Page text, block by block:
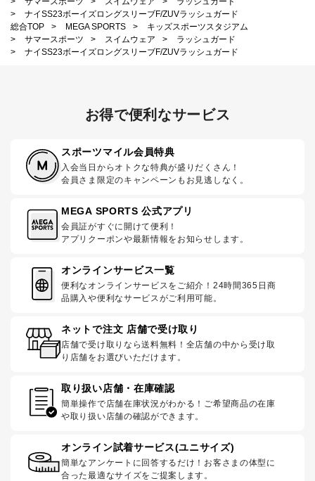
>
ナイSS23ボーイズロングスリーブF/ZUVラッシュガード
総合TOP
> MEGA SPORTS >
キッズスポーツスタジアム
>
サマースポーツ > スイムウェア >
ラッシュガード
>
ナイSS23ボーイズロングスリーブF/ZUVラッシュガード
お得で便利なサービス
スポーツマイル会員特典
入会当日からオトクな特典が盛りだくさん！
会員さま限定のキャンペーンもお見逃しなく。
MEGA SPORTS 公式アプリ
会員証がすぐに開けて便利！
アプリクーポンや最新情報をお知らせします。
オンラインサービス一覧
便利なオンラインサービスをご紹介！24時間365日商
品購入や便利なサービスがご利用可能。
ネットで注文 店舗で受け取り
店舗で受け取りなら送料無料！全店舗の中から受け取
り店舗をお選びいただけます。
取り扱い店舗・在庫確認
簡単操作で店舗在庫状況がわかる！ご希望商品の在庫
や取り扱い店舗の確認ができます。
オンライン試着サービス(ユニサイズ)
簡単なアンケートに回答するだけ！お客さまの体型に
合った最適なサイズをご提案します。